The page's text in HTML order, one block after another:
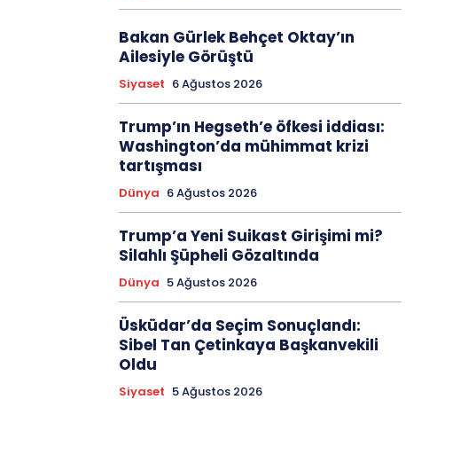
Bakan Gürlek Behçet Oktay’ın
Ailesiyle Görüştü
Siyaset 6 Ağustos 2026
Trump’ın Hegseth’e öfkesi iddiası:
Washington’da mühimmat krizi
tartışması
Dünya 6 Ağustos 2026
Trump’a Yeni Suikast Girişimi mi?
Silahlı Şüpheli Gözaltında
Dünya 5 Ağustos 2026
Üsküdar’da Seçim Sonuçlandı:
Sibel Tan Çetinkaya Başkanvekili
Oldu
Siyaset 5 Ağustos 2026